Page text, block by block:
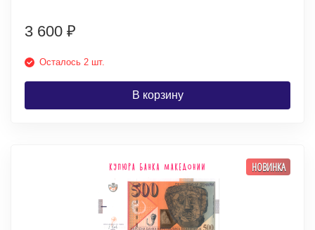
3 600 ₽
Осталось 2 шт.
В корзину
НОВИНКА